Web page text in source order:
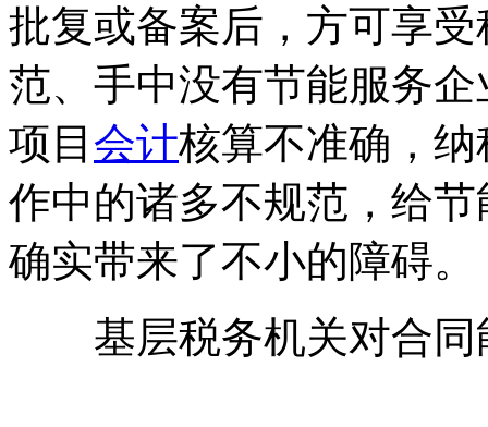
批复或备案后，方可享
范、手中没有节能服务
项目 会计核算不准确，
作中的诸多不规范，给
确实带来了不小的障碍。
基层税务机关对合同